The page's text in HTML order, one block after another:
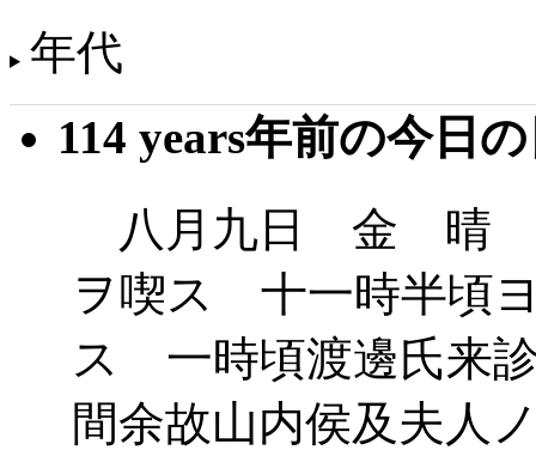
年代
114 years年前の今日
八月九日 金 晴 午
ヲ喫ス 十一時半頃
ス 一時頃渡邊氏来
間余故山内侯及夫人